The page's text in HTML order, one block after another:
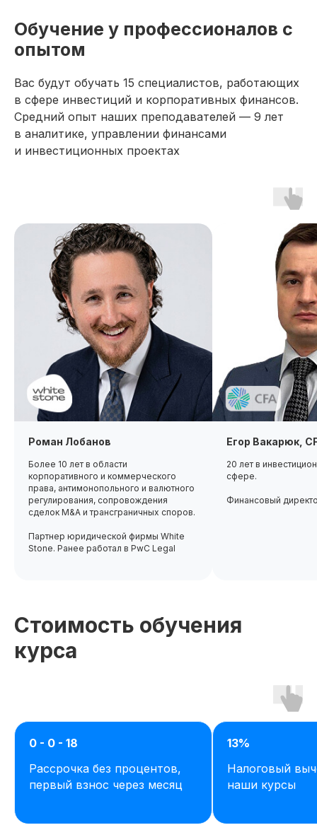
Обучение у профессионалов с
опытом
Вас будут обучать 15 специалистов, работающих
в сфере инвестиций и корпоративных финансов.
Средний опыт наших преподавателей — 9 лет
в аналитике, управлении финансами
и инвестиционных проектах
Роман Лобанов
Более 10 лет в области
корпоративного и коммерческого
права, антимонопольного и валютного
регулирования, сопровождения
сделок M&A и трансграничных споров.
Партнер юридической фирмы White
Stone. Ранее работал в PwC Legal
Егор Вакарюк,
20 лет в
сфере.
Финансовый
Стоимость обучения
курса
0 - 0 - 18
Рассрочка без процентов,
первый взнос через месяц
13%
Налоговый
наши курсы
Остались вопросы,
задайте их нам или
с продуктом